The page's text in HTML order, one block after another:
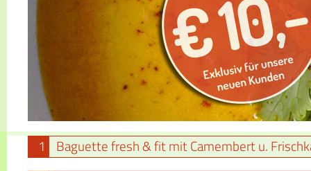
1
Baguette fresh & fit mit Camembert u.